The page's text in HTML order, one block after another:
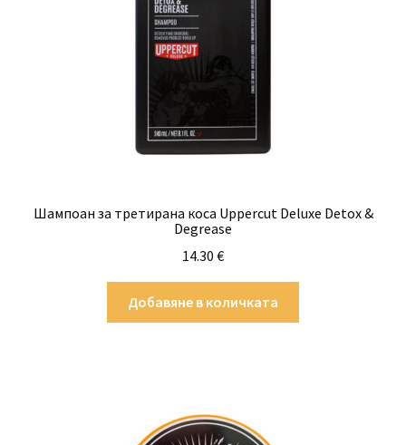
Шампоан за третирана коса Uppercut Deluxe Detox &
Degrease
14.30 €
Добавяне в количката